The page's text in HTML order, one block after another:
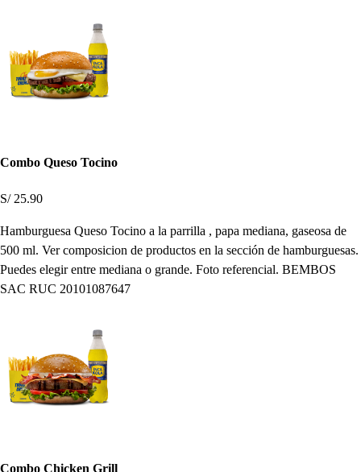
Combo Queso Tocino
S/ 25.90
Hamburguesa Queso Tocino a la parrilla , papa mediana, gaseosa de
500 ml. Ver composicion de productos en la sección de hamburguesas.
Puedes elegir entre mediana o grande. Foto referencial. BEMBOS
SAC RUC 20101087647
Combo Chicken Grill